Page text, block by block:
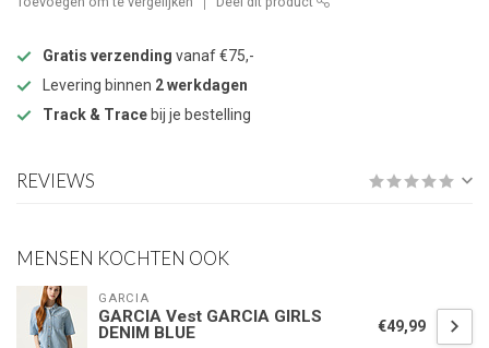
Gratis verzending vanaf €75,-
Levering binnen 2 werkdagen
Track & Trace bij je bestelling
REVIEWS
MENSEN KOCHTEN OOK
GARCIA
GARCIA Vest GARCIA GIRLS
DENIM BLUE
€49,99